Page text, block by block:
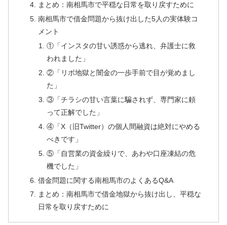
まとめ：南相馬市で平穏な日常を取り戻すために
南相馬市で借金問題から抜け出した5人の実体験コ
メント
①「インスタの甘い誘惑から逃れ、弁護士に救
われました」
②「リボ地獄と闇金の一歩手前で目が覚めまし
た」
③「チラシの甘い言葉に騙されず、専門家に頼
って正解でした」
④「X（旧Twitter）の個人間融資は絶対にやめる
べきです」
⑤「自営業の資金繰りで、あわや口座凍結の危
機でした」
借金問題に関する南相馬市のよくあるQ&A
まとめ：南相馬市で借金地獄から抜け出し、平穏な
日常を取り戻すために